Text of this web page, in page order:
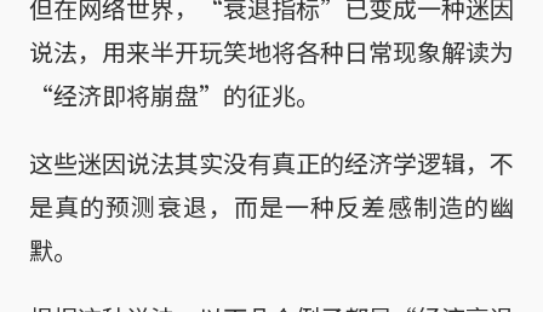
但在网络世界，“衰退指标”已变成一种迷因
说法，用来半开玩笑地将各种日常现象解读为
“经济即将崩盘”的征兆。
这些迷因说法其实没有真正的经济学逻辑，不
是真的预测衰退，而是一种反差感制造的幽
默。